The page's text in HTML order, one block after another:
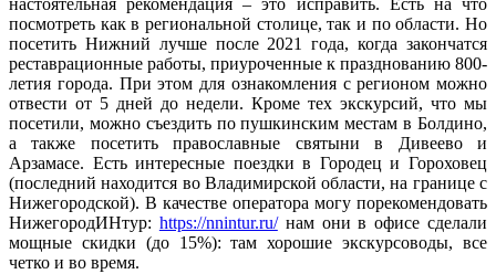
настоятельная рекомендация – это исправить. Есть на что
посмотреть как в региональной столице, так и по области. Но
посетить Нижний лучше после 2021 года, когда закончатся
реставрационные работы, приуроченные к празднованию 800-
летия города. При этом для ознакомления с регионом можно
отвести от 5 дней до недели. Кроме тех экскурсий, что мы
посетили, можно съездить по пушкинским местам в Болдино,
а также посетить православные святыни в Дивеево и
Арзамасе. Есть интересные поездки в Городец и Гороховец
(последний находится во Владимирской области, на границе с
Нижегородской). В качестве оператора могу порекомендовать
НижегородИНтур: https://nnintur.ru/нам они в офисе сделали
мощные скидки (до 15%): там хорошие экскурсоводы, все
четко и во время.